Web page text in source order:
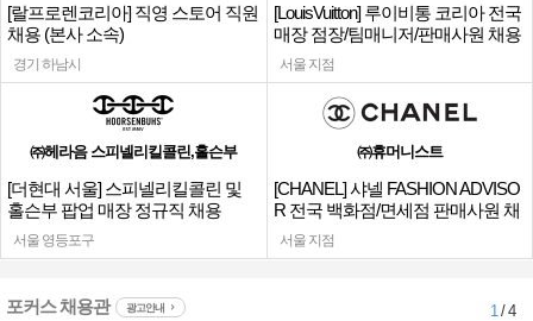
[랄프로렌코리아] 직영 스토어 직원
채용 (본사 소속)
경기 하남시
[LouisVuitton] 루이비통 코리아 전국
매장 점장/팀매니저/판매사원 채용
서울 지점
㈜헤라음 스피넬리킬콜린,홀슨부
[더현대 서울] 스피넬리킬콜린 및
홀슨부 팝업 매장 정규직 채용
서울 영등포구
㈜휴머니스트
[CHANEL] 샤넬 FASHION ADVISO
R 전국 백화점/면세점 판매사원 채
용
서울 지점
포커스 채용관 광고안내 1/ 4